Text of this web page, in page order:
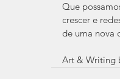
Que
crescer e
de uma nova
Art & Writing